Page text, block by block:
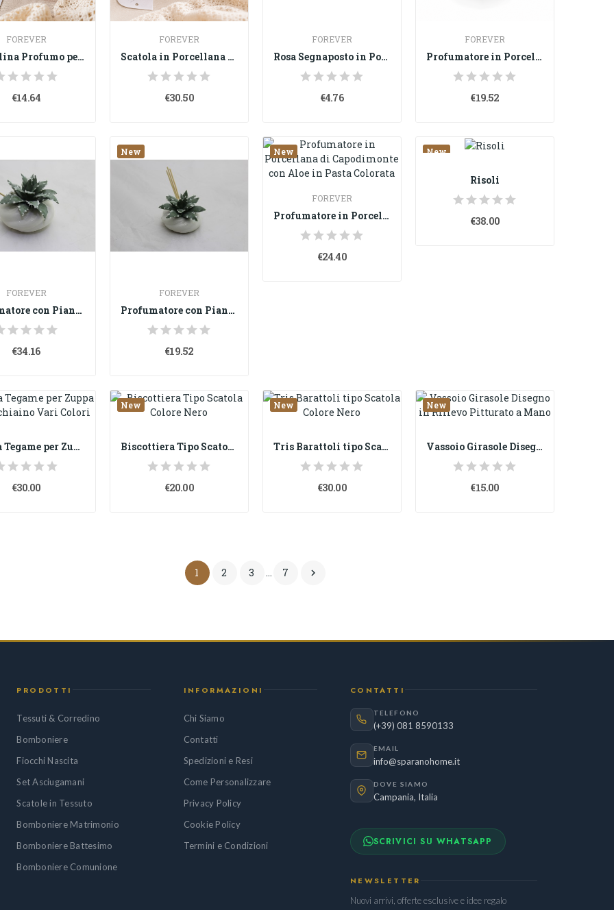
FOREVER
Bottiglina Profumo per Ambiente con Porcellana...
€14.64
FOREVER
Scatola in Porcellana Dipinta a Mano con...
€30.50
FOREVER
Rosa Segnaposto in Porcellana di Capodimonte...
€4.76
FOREVER
Profumatore in Porcellana di Capodimonte con...
€19.52
FOREVER
Profumatore con Piantina Aloe in Porcellana -...
€34.16
New
FOREVER
Profumatore con Piantina Aloe in Porcellana -...
€19.52
New
FOREVER
Profumatore in Porcellana di Capodimonte con...
€24.40
New
Risoli
€38.00
Coppia Tegame per Zuppa con Cucchiaino Vari Colori
€30.00
New
Biscottiera Tipo Scatola Colore Nero
€20.00
New
Tris Barattoli tipo Scatola Colore Nero
€30.00
New
Vassoio Girasole Disegno in Rilievo Pitturato a...
€15.00
1 2 3 … 7 
PRODOTTI
Tessuti & Corredino
Bomboniere
Fiocchi Nascita
Set Asciugamani
Scatole in Tessuto
Bomboniere Matrimonio
Bomboniere Battesimo
Bomboniere Comunione
INFORMAZIONI
Chi Siamo
Contatti
Spedizioni e Resi
Come Personalizzare
Privacy Policy
Cookie Policy
Termini e Condizioni
CONTATTI
TELEFONO
(+39) 081 8590133
EMAIL
info@sparanohome.it
DOVE SIAMO
Campania, Italia
SCRIVICI SU WHATSAPP
NEWSLETTER
Nuovi arrivi, offerte esclusive e idee regalo